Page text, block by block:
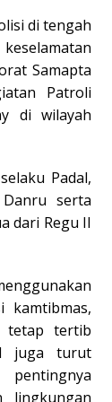
di tengah
Samapta
Patroli
di wilayah
Padal,
serta
dari Regu II
kamtibmas,
tetap tertib
juga turut
lingkungan